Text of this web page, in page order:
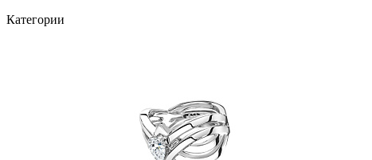
Категории